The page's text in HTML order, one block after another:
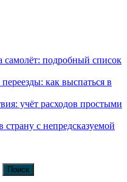
самолёт: подробный список
как выспаться в
учёт расходов простыми
страну с непредсказуемой
Поиск